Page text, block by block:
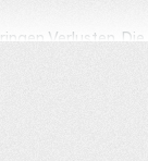
Verlusten. Die